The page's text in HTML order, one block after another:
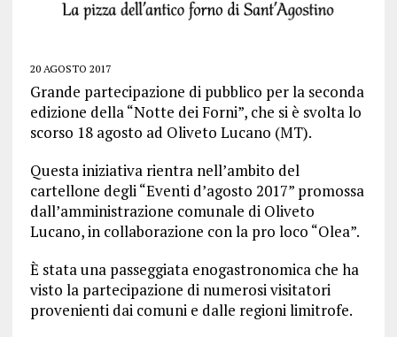
20 AGOSTO 2017
Grande partecipazione di pubblico per la seconda
edizione della “Notte dei Forni”, che si è svolta lo
scorso 18 agosto ad Oliveto Lucano (MT).
Questa iniziativa rientra nell’ambito del
cartellone degli “Eventi d’agosto 2017” promossa
dall’amministrazione comunale di Oliveto
Lucano, in collaborazione con la pro loco “Olea”.
È stata una passeggiata enogastronomica che ha
visto la partecipazione di numerosi visitatori
provenienti dai comuni e dalle regioni limitrofe.